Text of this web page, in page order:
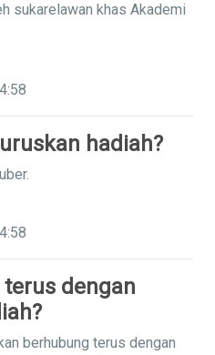
sukarelawan khas Akademi
hadiah?
dengan
berhubung terus dengan